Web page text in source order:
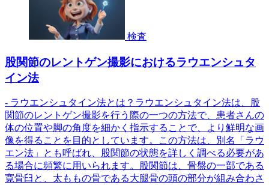
検査
股関節のレントゲン撮影におけるラウエンシュタ
イン法
- ラウエンシュタイン法とは？ラウエンシュタイン法は、股
関節のレントゲン撮影を行う際の一つの方法で、患者さんの
体の位置や脚の角度を細かく指示することで、より鮮明な画
像を得ることを目的としています。この方法は、別名「ラウ
エン法」とも呼ばれ、股関節の状態を詳しく調べる必要があ
る場合に頻繁に用いられます。股関節は、骨盤の一部である
寛骨臼と、太ももの骨である大腿骨の頭の部分が組み合わさ